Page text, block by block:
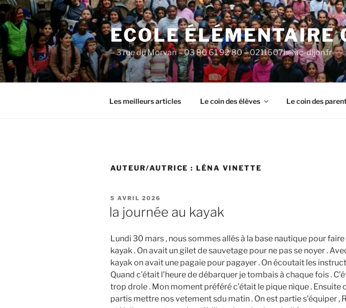
Aller
au
contenu
principal
ECOLE ÉLÉMENTAIRE
– 3 rue du Morvan – 03 80 61 92 80 – 0211607h@ac-dijon.fr-
Les meilleurs articles Le coin des élèves Le coin des
AUTEUR/AUTRICE :LÉNA VINETTE
PUBLIÉ
LE
5 AVRIL 2026
la journée au kayak
Lundi 30 mars , nous sommes allés à la base nautique pour faire
kayak . On avait un gilet de sauvetage pour ne pas se noyer .
kayak on avait une pagaie pour pagayer . On écoutait les
Quand c’était l’heure de débarquer je tombais à chaque fois .
trop drole . Mon moment préféré c’était le pique nique . Ensuite
partis mettre nos vetement sdu matin . On est partie s’équiper ,